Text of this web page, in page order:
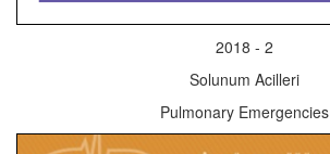
2018 - 2
Solunum Acilleri
Pulmonary Emergencies